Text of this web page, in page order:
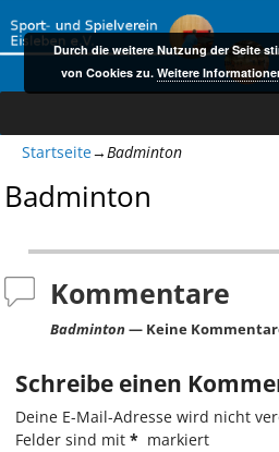
Startseite→Badminton
Badminton
Kommentare
Badminton— Keine
Schreibe einen
Deine E-Mail-Adresse wird nicht
Felder sind mit* markiert
Durch die weitere Nutzung der Seite
von Cookies zu.Weitere